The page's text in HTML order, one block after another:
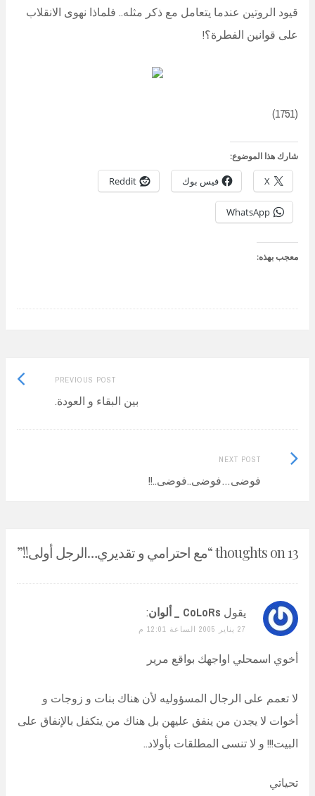
قيود الروتين عندما يتعامل مع ذكر مثله.. فلماذا نهوى الانقلاب
على قوانين الفطرة؟!
(1751)
شارك هذا الموضوع:
X فيس بوك Reddit
WhatsApp
معجب بهذه:
PREVIOUS POST
Previous
بين البقاء و العودة.
NEXT POST
فوضى…فوضى..فوضى..!!
Next
Post:
13 thoughts on “ مع احترامي و تقديري…الرجل أولى!!”
يقول CoLoRs _ ألوان :
27 يناير 2005 الساعة 12:01 م
أخوي اسمحلي اواجهك بواقع مرير
لا تعمم على الرجال المسؤوليه لأن هناك بنات و زوجات و
أخوات لا يجدن من ينفق عليهن بل هناك من يتكفل بالإنفاق على
البيت!!! و لا تنسى المطلقات بأولاد..
تحياتي